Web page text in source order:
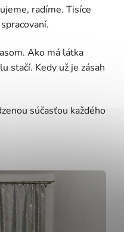
radíme. Tisíce
Ako má látka
stačí. Kedy už je zásah
súčasťou každého